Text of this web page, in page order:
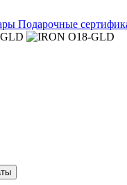
Подарочные